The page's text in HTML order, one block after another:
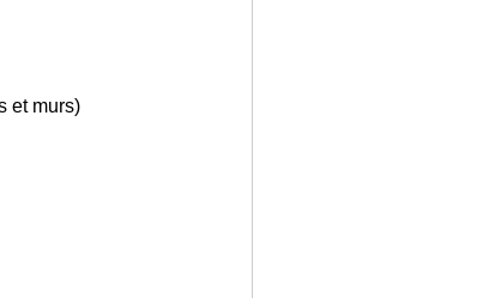
et murs)